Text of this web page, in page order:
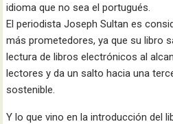
idioma que no sea el portugués.
El periodista Joseph Sultan es
más prometedores, ya que su libro
lectura de libros electrónicos al
lectores y da un salto hacia una
sostenible.
Y lo que vino en la introducción del